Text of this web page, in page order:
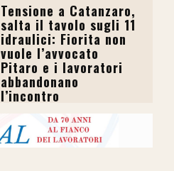
Tensione a Catanzaro,
salta il tavolo sugli 11
idraulici: Fiorita non
vuole l’avvocato
Pitaro e i lavoratori
abbandonano
l’incontro